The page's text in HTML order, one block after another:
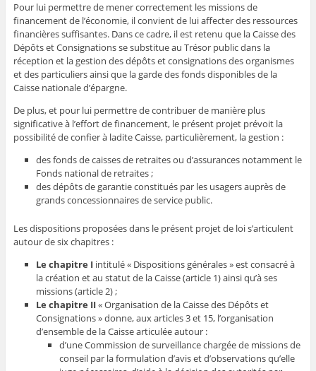
Pour lui permettre de mener correctement les missions de
financement de l’économie, il convient de lui affecter des ressources
financières suffisantes. Dans ce cadre, il est retenu que la Caisse des
Dépôts et Consignations se substitue au Trésor public dans la
réception et la gestion des dépôts et consignations des organismes
et des particuliers ainsi que la garde des fonds disponibles de la
Caisse nationale d’épargne.
De plus, et pour lui permettre de contribuer de manière plus
significative à l’effort de financement, le présent projet prévoit la
possibilité de confier à ladite Caisse, particulièrement, la gestion :
des fonds de caisses de retraites ou d’assurances notamment le
Fonds national de retraites ;
des dépôts de garantie constitués par les usagers auprès de
grands concessionnaires de service public.
Les dispositions proposées dans le présent projet de loi s’articulent
autour de six chapitres :
Le chapitre I intitulé « Dispositions générales » est consacré à
la création et au statut de la Caisse (article 1) ainsi qu’à ses
missions (article 2) ;
Le chapitre II« Organisation de la Caisse des Dépôts et
Consignations » donne, aux articles 3 et 15, l’organisation
d’ensemble de la Caisse articulée autour :
d’une Commission de surveillance chargée de missions de
conseil par la formulation d’avis et d’observations qu’elle